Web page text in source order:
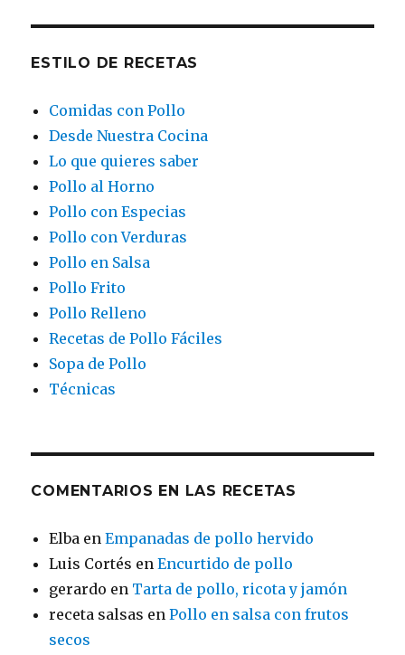
ESTILO DE RECETAS
Comidas con Pollo
Desde Nuestra Cocina
Lo que quieres saber
Pollo al Horno
Pollo con Especias
Pollo con Verduras
Pollo en Salsa
Pollo Frito
Pollo Relleno
Recetas de Pollo Fáciles
Sopa de Pollo
Técnicas
COMENTARIOS EN LAS RECETAS
Elba enEmpanadas de pollo hervido
Luis Cortés enEncurtido de pollo
gerardo en Tarta de pollo, ricota y jamón
receta salsas enPollo en salsa con frutos
secos